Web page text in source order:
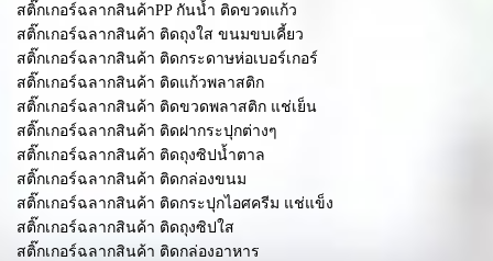
สติ๊กเกอร์ฉลากสินค้าPP กันน้ำ ติดขวดแก้ว
สติ๊กเกอร์ฉลากสินค้า ติดถุงใส ขนมขบเคี้ยว
สติ๊กเกอร์ฉลากสินค้า ติดกระดาษห่อเบอร์เกอร์
สติ๊กเกอร์ฉลากสินค้า ติดแก้วพลาสติก
สติ๊กเกอร์ฉลากสินค้า ติดขวดพลาสติก แช่เย็น
สติ๊กเกอร์ฉลากสินค้า ติดฝากระปุกต่างๆ
สติ๊กเกอร์ฉลากสินค้า ติดถุงซิปน้ำตาล
สติ๊กเกอร์ฉลากสินค้า ติดกล่องขนม
สติ๊กเกอร์ฉลากสินค้า ติดกระปุกไอศครีม แช่แข็ง
สติ๊กเกอร์ฉลากสินค้า ติดถุงซิปใส
สติ๊กเกอร์ฉลากสินค้า ติดกล่องอาหาร